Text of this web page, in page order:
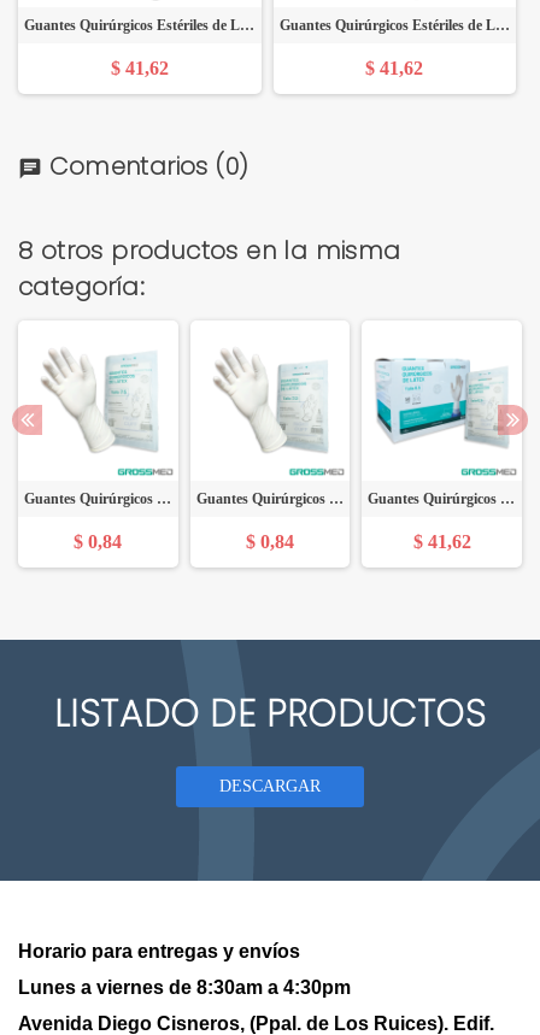
Guantes Quirúrgicos Estériles de Látex (Talla 6.5) - Caja x 50 Pares - GROSSMED
$ 41,62
Guantes Quirúrgicos Estériles de Látex (Talla 8.5) - Caja x 50 Pares - GROSSMED
$ 41,62
chat Comentarios (0)
8 otros productos en la misma
categoría:
Guantes Quirúrgicos Estériles de Látex, Sin Polvo, Sobre Largo (Talla 7.5) - Caja x 50 Pares - GROSSMED
$ 0,84
Guantes Quirúrgicos Estériles de Látex, Sin Polvo, Sobre Largo (Talla 7.0) - Par - GROSSMED
$ 0,84
Guantes Quirúrgicos Estériles de Látex, Sin Polvo, Sobre Largo (Talla 6.5) - Caja x 50 Pares - GROSSMED
$ 41,62
LISTADO DE PRODUCTOS
DESCARGAR
Horario para entregas y envíos
Lunes a viernes de 8:30am a 4:30pm
Avenida Diego Cisneros, (Ppal. de Los Ruices). Edif.